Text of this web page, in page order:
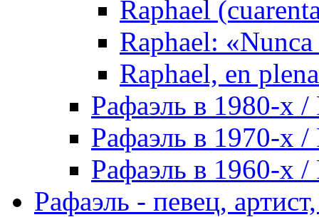
Raphael
Raphael:
Raphael, en
Рафаэль в 1980-х /
Рафаэль в 1970-х /
Рафаэль в 1960-х /
Рафаэль - певец,